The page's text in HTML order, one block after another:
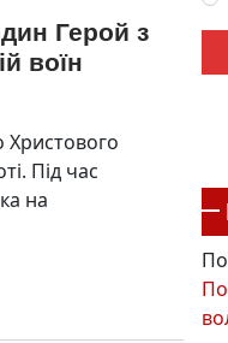
Герой з
воїн
Христового
Під час
на